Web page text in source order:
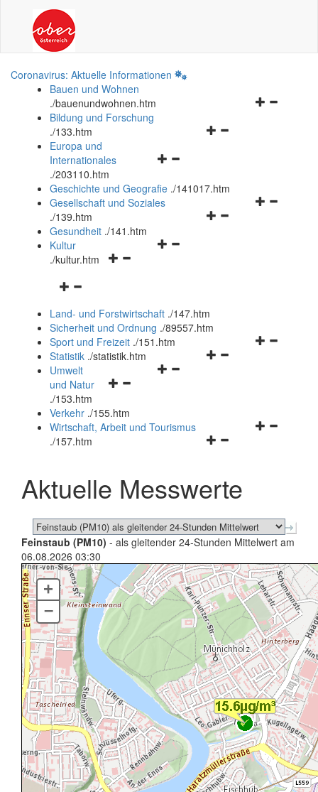
Coronavirus: Aktuelle Informationen
Bauen und Wohnen
./bauenundwohnen.htm
Navigationsmenü
Bildung und Forschung
./133.htm
Navigationsmenü
und
schließen
Europa und
Internationales
./203110.htm
Geschichte und Geografie ./141017.htm
Navigationsmenü
Gesellschaft und Soziales
./139.htm
Navigationsmenü
Gesundheit ./141.htm
Navigationsmenü
Kultur
./kultur.htm
Navigationsmenü
und
schließen
Land- und Forstwirtschaft ./147.htm
Sicherheit und Ordnung ./89557.htm
Navigationsmenü
Sport und Freizeit ./151.htm
Navigationsmenü
Statistik ./statistik.htm
Navigationsmenü
und
schließen
Umwelt
und Natur
./153.htm
Verkehr ./155.htm
Navigationsmenü
schließen
Wirtschaft, Arbeit und Tourismus
./157.htm
Aktuelle Messwerte
Feinstaub (PM10) - als gleitender 24-Stunden Mittelwert am
06.08.2026 03:30
+
–